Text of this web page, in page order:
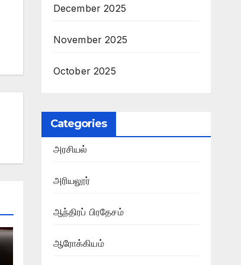
December 2025
November 2025
October 2025
Categories
அரசியல்
அரியலூர்
ஆந்திரப் பிரதேசம்
ஆரோக்கியம்